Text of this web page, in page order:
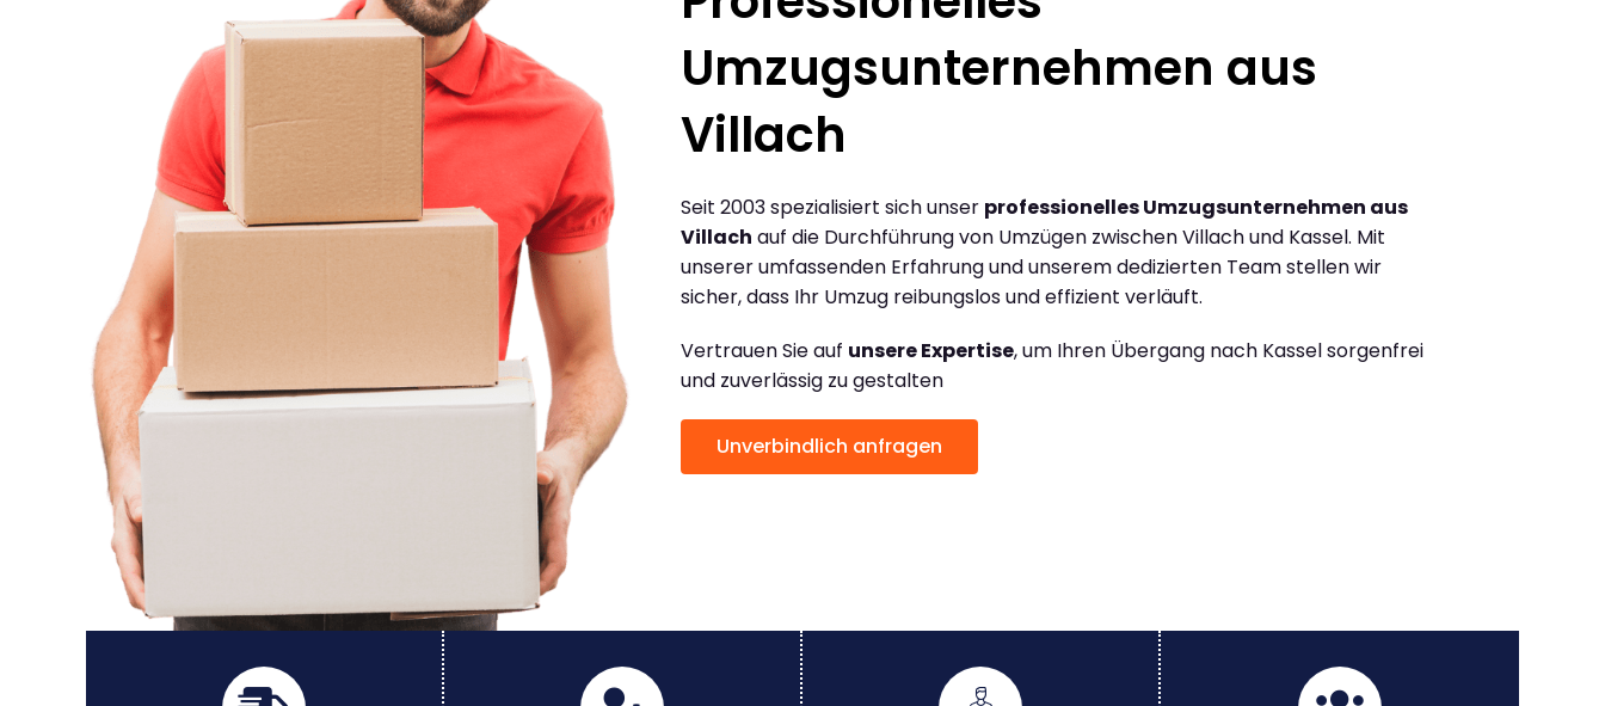
Umzugsunternehmen aus
Villach
Seit 2003 spezialisiert sich unser professionelles Umzugsunternehmen aus
Villach auf die Durchführung von Umzügen zwischen Villach und Kassel. Mit
unserer umfassenden Erfahrung und unserem dedizierten Team stellen wir
sicher, dass Ihr Umzug reibungslos und effizient verläuft.
Vertrauen Sie auf unsere Expertise, um Ihren Übergang nach Kassel sorgenfrei
und zuverlässig zu gestalten
Unverbindlich anfragen